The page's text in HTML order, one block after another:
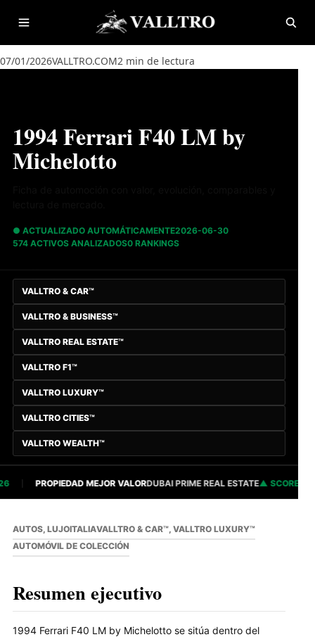
Abrir menú Abrir
07/01/2026VALLTRO.COM2 min de lectura
1994 Ferrari F40 LM by
Michelotto
● ACTUALIZADO AUTOMÁTICAMENTE2026-06-30
574 ACTIVOS ANALIZADOS0 RANKINGS
VALLTRO & CAR™
VALLTRO & BUSINESS™
VALLTRO REAL ESTATE™
VALLTRO F1™
VALLTRO LUXURY™
VALLTRO CITIES™
VALLTRO WEALTH™
PROPIEDAD MEJOR VALORDUBAI PRIME REAL ESTATE SCORE 82.84
AUTOS, LUJOITALIAVALLTRO & CAR™, VALLTRO LUXURY™
AUTOMÓVIL DE COLECCIÓN
Resumen ejecutivo
1994 Ferrari F40 LM by Michelotto se sitúa dentro del